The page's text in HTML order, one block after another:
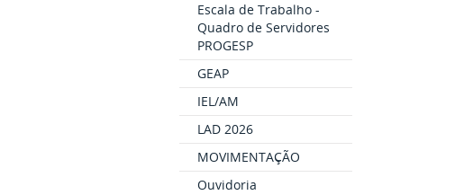
Escala de Trabalho -
Quadro de Servidores
PROGESP
GEAP
IEL/AM
LAD 2026
MOVIMENTAÇÃO
Ouvidoria